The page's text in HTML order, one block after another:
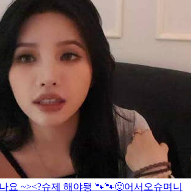
요 ~><?슈제 해야됑 🐾🐾🙂어서오슈며니